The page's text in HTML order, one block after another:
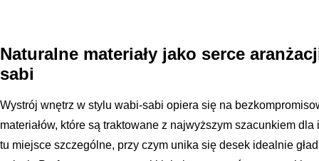
Naturalne materiały jako serce
sabi
Wystrój wnętrz w stylu wabi-sabi opiera się na
materiałów, które są traktowane z najwyższym szacunkiem
tu miejsce szczególne, przy czym unika się desek idealnie